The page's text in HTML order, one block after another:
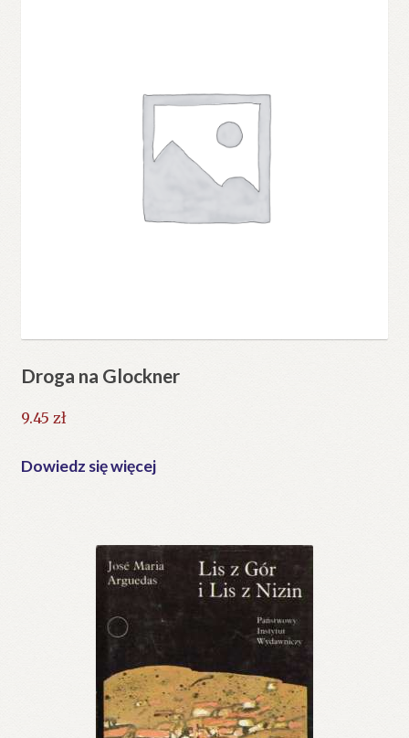
Droga na Glockner
9.45 zł
Dowiedz się więcej